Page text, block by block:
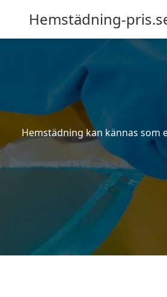
Hemstädning-
Hemstädning kan kännas